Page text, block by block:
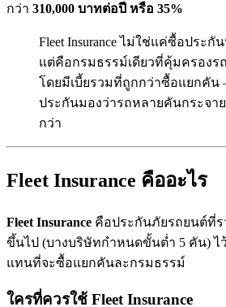
กว่า 310,000 บาทต่อปี หรือ 35%
Fleet Insurance ไม่ใช่แค่ซื้อประ
แต่คือกรมธรรม์เดียวที่คุ้มครองร
โดยมีเบี้ยรวมที่ถูกกว่าซื้อแยกคัน
ประกันมองว่ารถหลายคันกระจา
กว่า
Fleet Insurance คืออะไร
Fleet Insurance คือประกันภัยรถยนต์ที่
ขึ้นไป (บางบริษัทกำหนดขั้นต่ำ 5 คัน) ไ
แทนที่จะซื้อแยกคันละกรมธรรม์
ใครที่ควรใช้ Fleet Insurance